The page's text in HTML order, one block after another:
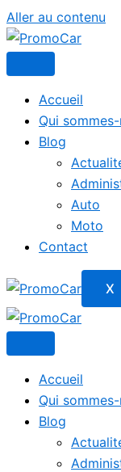
Aller au contenu
Accueil
Qui
Blog
Auto
Moto
Contact
X
Accueil
Qui
Blog